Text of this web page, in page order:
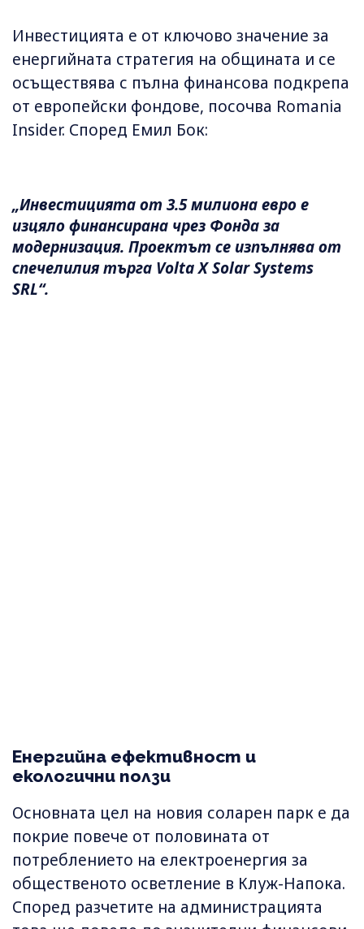
Инвестицията е от ключово значение за
енергийната стратегия на общината и се
осъществява с пълна финансова подкрепа
от европейски фондове, посочва Romania
Insider. Според Емил Бок:
„Инвестицията от 3.5 милиона евро е
изцяло финансирана чрез Фонда за
модернизация. Проектът се изпълнява от
спечелилия търга Volta X Solar Systems
SRL“.
Енергийна ефективност и
екологични ползи
Основната цел на новия соларен парк е да
покрие повече от половината от
потреблението на електроенергия за
общественото осветление в Клуж-Напока.
Според разчетите на администрацията